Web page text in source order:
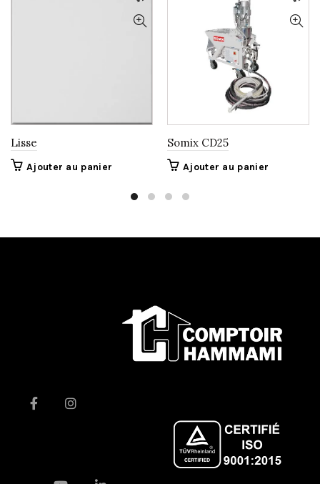
Lisse
Ajouter au panier
Somix CD25
Ajouter au panier